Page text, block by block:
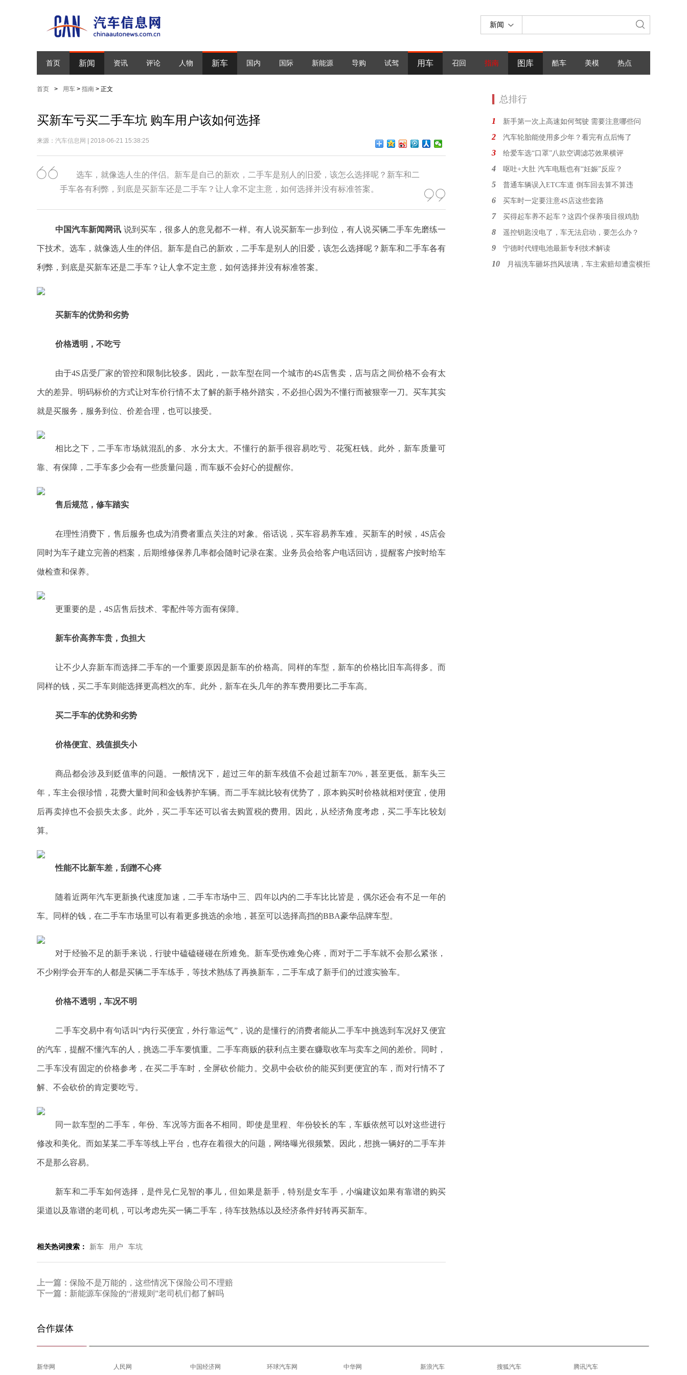
新闻
首页 新闻 资讯 评论 人物 新车 国内 国际 新能源 导购 试驾 用车 召回 指南 图库 酷车 美模 热点
首页 > 用车 > 指南 > 正文
买新车亏买二手车坑 购车用户该如何选择
来源： 汽车信息网 | 2018-06-21 15:38:25
选车，就像选人生的伴侣。新车是自己的新欢，二手车是别人的旧爱，该怎么选择呢？新车和二
手车各有利弊，到底是买新车还是二手车？让人拿不定主意，如何选择并没有标准答案。
中国汽车新闻网讯 说到买车，很多人的意见都不一样。有人说买新车一步到位，有人说买辆二手车先磨练一
下技术。选车，就像选人生的伴侣。新车是自己的新欢，二手车是别人的旧爱，该怎么选择呢？新车和二手车各有
利弊，到底是买新车还是二手车？让人拿不定主意，如何选择并没有标准答案。
买新车的优势和劣势
价格透明，不吃亏
由于4S店受厂家的管控和限制比较多。因此，一款车型在同一个城市的4S店售卖，店与店之间价格不会有太
大的差异。明码标价的方式让对车价行情不太了解的新手格外踏实，不必担心因为不懂行而被狠宰一刀。买车其实
就是买服务，服务到位、价差合理，也可以接受。
相比之下，二手车市场就混乱的多、水分太大。不懂行的新手很容易吃亏、花冤枉钱。此外，新车质量可
靠、有保障，二手车多少会有一些质量问题，而车贩不会好心的提醒你。
售后规范，修车踏实
在理性消费下，售后服务也成为消费者重点关注的对象。俗话说，买车容易养车难。买新车的时候，4S店会
同时为车子建立完善的档案，后期维修保养几率都会随时记录在案。业务员会给客户电话回访，提醒客户按时给车
做检查和保养。
更重要的是，4S店售后技术、零配件等方面有保障。
新车价高养车贵，负担大
让不少人弃新车而选择二手车的一个重要原因是新车的价格高。同样的车型，新车的价格比旧车高得多。而
同样的钱，买二手车则能选择更高档次的车。此外，新车在头几年的养车费用要比二手车高。
买二手车的优势和劣势
价格便宜、残值损失小
商品都会涉及到贬值率的问题。一般情况下，超过三年的新车残值不会超过新车70%，甚至更低。新车头三
年，车主会很珍惜，花费大量时间和金钱养护车辆。而二手车就比较有优势了，原本购买时价格就相对便宜，使用
后再卖掉也不会损失太多。此外，买二手车还可以省去购置税的费用。因此，从经济角度考虑，买二手车比较划
算。
性能不比新车差，刮蹭不心疼
随着近两年汽车更新换代速度加速，二手车市场中三、四年以内的二手车比比皆是，偶尔还会有不足一年的
车。同样的钱，在二手车市场里可以有着更多挑选的余地，甚至可以选择高挡的BBA豪华品牌车型。
对于经验不足的新手来说，行驶中磕磕碰碰在所难免。新车受伤难免心疼，而对于二手车就不会那么紧张，
不少刚学会开车的人都是买辆二手车练手，等技术熟练了再换新车，二手车成了新手们的过渡实验车。
价格不透明，车况不明
二手车交易中有句话叫“内行买便宜，外行靠运气”，说的是懂行的消费者能从二手车中挑选到车况好又便宜
的汽车，提醒不懂汽车的人，挑选二手车要慎重。二手车商贩的获利点主要在赚取收车与卖车之间的差价。同时，
二手车没有固定的价格参考，在买二手车时，全屏砍价能力。交易中会砍价的能买到更便宜的车，而对行情不了
解、不会砍价的肯定要吃亏。
同一款车型的二手车，年份、车况等方面各不相同。即使是里程、年份较长的车，车贩依然可以对这些进行
修改和美化。而如某某二手车等线上平台，也存在着很大的问题，网络曝光很频繁。因此，想挑一辆好的二手车并
不是那么容易。
新车和二手车如何选择，是件见仁见智的事儿，但如果是新手，特别是女车手，小编建议如果有靠谱的购买
渠道以及靠谱的老司机，可以考虑先买一辆二手车，待车技熟练以及经济条件好转再买新车。
相关热词搜索： 新车 用户 车坑
上一篇： 保险不是万能的，这些情况下保险公司不理赔
下一篇： 新能源车保险的“潜规则”老司机们都了解吗
总排行
1 新手第一次上高速如何驾驶 需要注意哪些问
2 汽车轮胎能使用多少年？看完有点后悔了
3 给爱车选“口罩”八款空调滤芯效果横评
4 呕吐+大肚 汽车电瓶也有“妊娠”反应？
5 普通车辆误入ETC车道 倒车回去算不算违
6 买车时一定要注意4S店这些套路
7 买得起车养不起车？这四个保养项目很鸡肋
8 遥控钥匙没电了，车无法启动，要怎么办？
9 宁德时代锂电池最新专利技术解读
10 月福洗车砸坏挡风玻璃，车主索赔却遭蛮横拒
合作媒体
新华网 人民网 中国经济网 环球汽车网 中华网 新浪汽车 搜狐汽车 腾讯汽车